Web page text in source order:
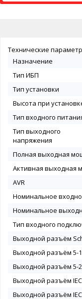
Технические
Назначение
Тип ИБП
Тип установки
Высота при
Тип входного
Тип выходного
напряжения
Полная выходная
Активная выходная
AVR
Номинальное
Номинальное
Тип входного
Выходной разъём
Выходной разъём 5-
Выходной разъём 5-
Выходной разъём IEC
Выходной разъём IEC